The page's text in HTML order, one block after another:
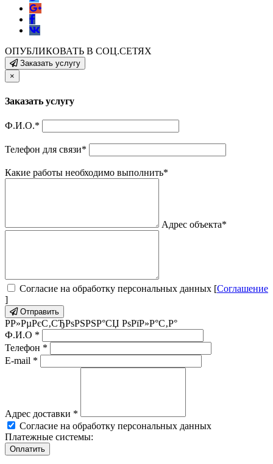
ОПУБЛИКОВАТЬ В СОЦ.СЕТЯХ
Заказать услугу
×
Заказать услугу
Ф.И.О.*
Телефон для связи*
Какие работы необходимо выполнить*
Адрес объекта*
Согласие на обработку персональных данных [Соглашение
]
Отправить
Р­Р»РµРєС‚СЂРѕРЅРЅР°СЏ РѕРїР»Р°С‚Р°
Ф.И.О *
Телефон *
E-mail *
Адрес доставки *
Согласие на обработку персональных данных
Платежные системы: